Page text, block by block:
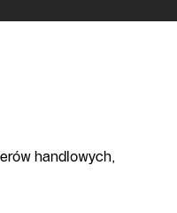
handlowych,